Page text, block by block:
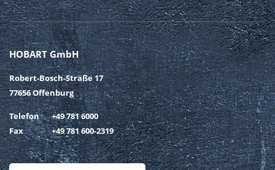
HOBART GmbH
Robert-Bosch-Straße 17
77656 Offenburg
Telefon
+49 781 6000
Fax
+49 781 600-2319